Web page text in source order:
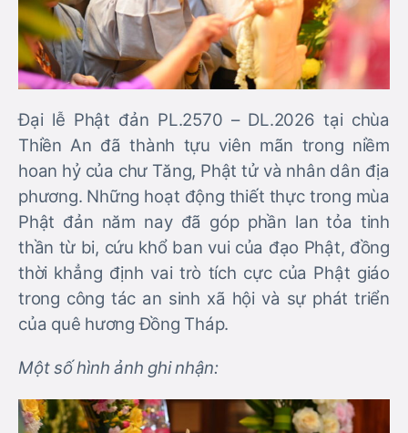
Đại lễ Phật đản PL.2570 – DL.2026 tại chùa
Thiền An đã thành tựu viên mãn trong niềm
hoan hỷ của chư Tăng, Phật tử và nhân dân địa
phương. Những hoạt động thiết thực trong mùa
Phật đản năm nay đã góp phần lan tỏa tinh
thần từ bi, cứu khổ ban vui của đạo Phật, đồng
thời khẳng định vai trò tích cực của Phật giáo
trong công tác an sinh xã hội và sự phát triển
của quê hương Đồng Tháp.
Một số hình ảnh ghi nhận: